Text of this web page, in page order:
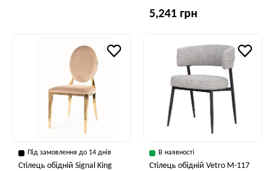
5,241 грн
Під замовлення до 14 днів
Стілець обідній Signal King
В наявності
Стілець обідній Vetro M-117